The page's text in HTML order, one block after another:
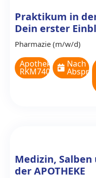
Praktikum in
Dein erster
Pharmazie (m/w/d)
Apotheke
RKM740
Nach
Medizin,
der APOTHEKE